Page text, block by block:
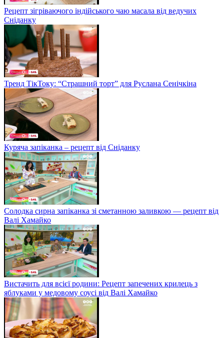
Рецепт зігріваючого індійського чаю масала від ведучих
Сніданку
Тренд ТікТоку: “Страшний торт” для Руслана Сенічкіна
Куряча запіканка – рецепт від Сніданку
Солодка сирна запіканка зі сметанною заливкою — рецепт від
Валі Хамайко
Вистачить для всієї родини: Рецепт запечених крилець з
яблуками у медовому соусі від Валі Хамайко